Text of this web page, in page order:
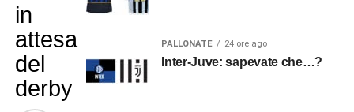
in
attesa
del
derby
PALLONATE 24 ore ago
Inter-Juve: sapevate che…?